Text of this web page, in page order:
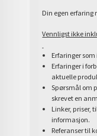
Din egen erfaring
Vennligst ikke
Erfaringer
Erfaringer i
aktuelle
Spørsmål om
skrevet en
Linker, priser,
informasjon.
Referanser til